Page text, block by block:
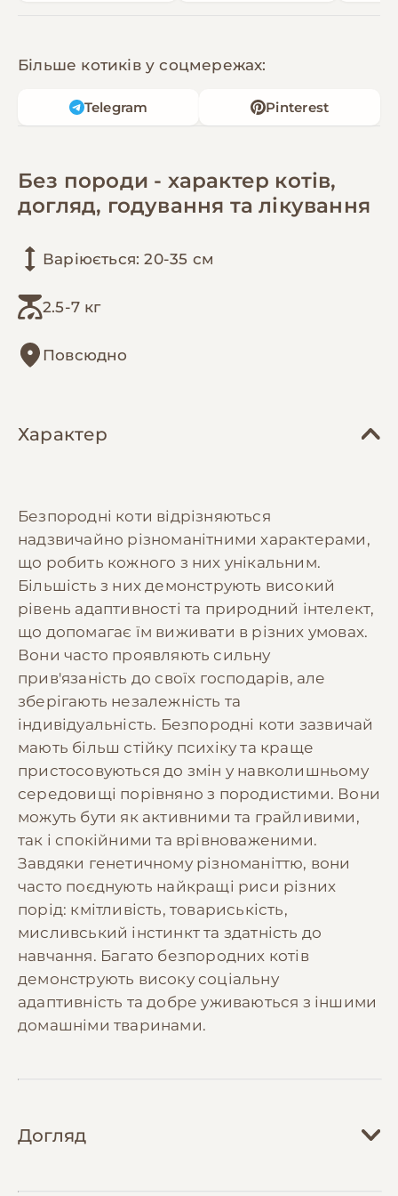
Більше котиків у соцмережах:
Telegram Pinterest
Без породи - характер котів,
догляд, годування та лікування
Варіюється: 20-35 см
2.5-7 кг
Повсюдно
Характер
Безпородні коти відрізняються
надзвичайно різноманітними характерами,
що робить кожного з них унікальним.
Більшість з них демонструють високий
рівень адаптивності та природний інтелект,
що допомагає їм виживати в різних умовах.
Вони часто проявляють сильну
прив'язаність до своїх господарів, але
зберігають незалежність та
індивідуальність. Безпородні коти зазвичай
мають більш стійку психіку та краще
пристосовуються до змін у навколишньому
середовищі порівняно з породистими. Вони
можуть бути як активними та грайливими,
так і спокійними та врівноваженими.
Завдяки генетичному різноманіттю, вони
часто поєднують найкращі риси різних
порід: кмітливість, товариськість,
мисливський інстинкт та здатність до
навчання. Багато безпородних котів
демонструють високу соціальну
адаптивність та добре уживаються з іншими
домашніми тваринами.
Догляд